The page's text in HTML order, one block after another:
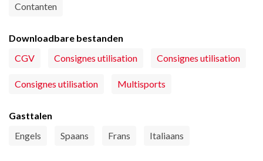
Contanten
Downloadbare bestanden
CGV
Consignes utilisation Consignes utilisation
Consignes utilisation Multisports
Gasttalen
Engels
Spaans Frans Italiaans